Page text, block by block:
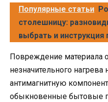
Популярные статьи
столешницу:
выбрать и
Повреждение материала
незначительного
антимагнитную
обыкновенные бытовые